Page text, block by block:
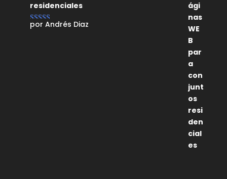
residenciales
Valorado con
por Andrés Diaz